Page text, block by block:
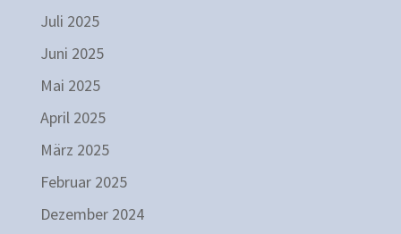
Juli 2025
Juni 2025
Mai 2025
April 2025
März 2025
Februar 2025
Dezember 2024